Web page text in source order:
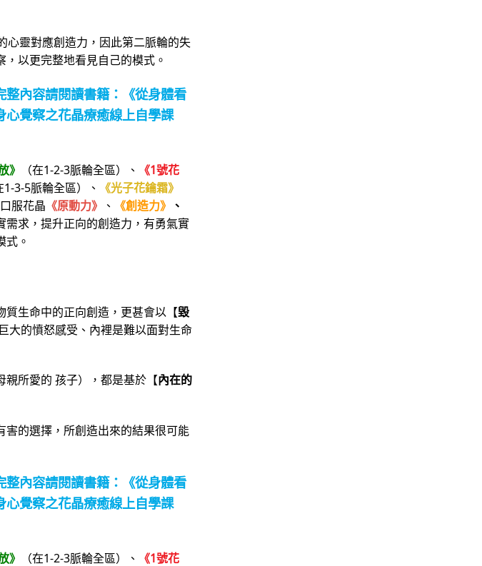
心靈對應創造力，因此第二脈輪的失
以更完整地看見自己的模式。
整內容請閱讀書籍： 《從身體看
心覺察之花晶療癒線上自學課
》 （在1-2-3脈輪全區）、 《1號花
1-3-5脈輪全區）、 《光子花鑰霜》
服花晶 《原動力》 、 《創造力》 、
求，提升正向的創造力，有勇氣實
式。
生命中的正向創造，更甚會以【毀
大的憤怒感受、內裡是難以面對生命
親所愛的 孩子），都是基於【內在的
的選擇，所創造出來的結果很可能
整內容請閱讀書籍： 《從身體看
心覺察之花晶療癒線上自學課
》 （在1-2-3脈輪全區）、 《1號花